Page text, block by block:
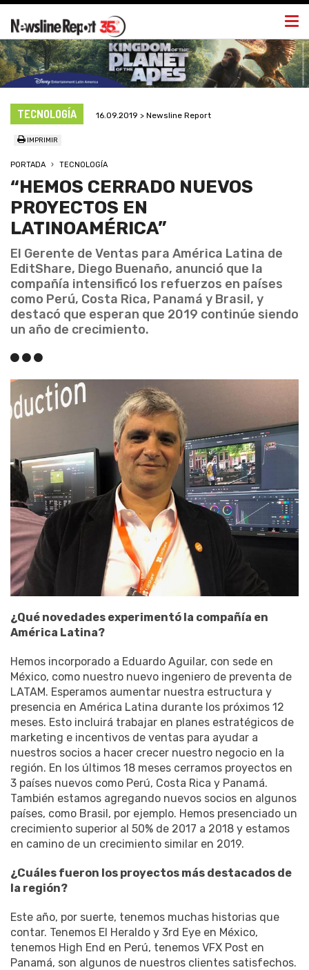
TECNOLOGÍA 16.09.2019 > Newsline Report
IMPRIMIR
PORTADA TECNOLOGÍA
“HEMOS CERRADO NUEVOS
PROYECTOS EN
LATINOAMÉRICA”
El Gerente de Ventas para América Latina de
EditShare, Diego Buenaño, anunció que la
compañía intensificó los refuerzos en países
como Perú, Costa Rica, Panamá y Brasil, y
destacó que esperan que 2019 continúe siendo
un año de crecimiento.
¿Qué novedades experimentó la compañía en
América Latina?
Hemos incorporado a Eduardo Aguilar, con sede en
México, como nuestro nuevo ingeniero de preventa de
LATAM. Esperamos aumentar nuestra estructura y
presencia en América Latina durante los próximos 12
meses. Esto incluirá trabajar en planes estratégicos de
marketing e incentivos de ventas para ayudar a
nuestros socios a hacer crecer nuestro negocio en la
región. En los últimos 18 meses cerramos proyectos en
3 países nuevos como Perú, Costa Rica y Panamá.
También estamos agregando nuevos socios en algunos
países, como Brasil, por ejemplo. Hemos presenciado un
crecimiento superior al 50% de 2017 a 2018 y estamos
en camino de un crecimiento similar en 2019.
¿Cuáles fueron los proyectos más destacados de
la región?
Este año, por suerte, tenemos muchas historias que
contar. Tenemos El Heraldo y 3rd Eye en México,
tenemos High End en Perú, tenemos VFX Post en
Panamá, son algunos de nuestros clientes satisfechos.